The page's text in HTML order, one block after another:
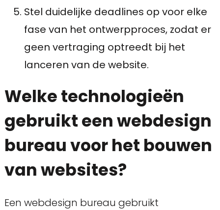
Stel duidelijke deadlines op voor elke
fase van het ontwerpproces, zodat er
geen vertraging optreedt bij het
lanceren van de website.
Welke technologieën
gebruikt een webdesign
bureau voor het bouwen
van websites?
Een webdesign bureau gebruikt